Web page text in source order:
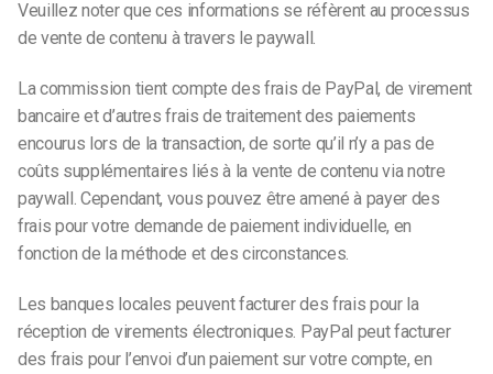
Veuillez noter que ces informations se réfèrent au processus
de vente de contenu à travers le paywall.
La commission tient compte des frais de PayPal, de virement
bancaire et d’autres frais de traitement des paiements
encourus lors de la transaction, de sorte qu’il n’y a pas de
coûts supplémentaires liés à la vente de contenu via notre
paywall. Cependant, vous pouvez être amené à payer des
frais pour votre demande de paiement individuelle, en
fonction de la méthode et des circonstances.
Les banques locales peuvent facturer des frais pour la
réception de virements électroniques. PayPal peut facturer
des frais pour l’envoi d’un paiement sur votre compte, en